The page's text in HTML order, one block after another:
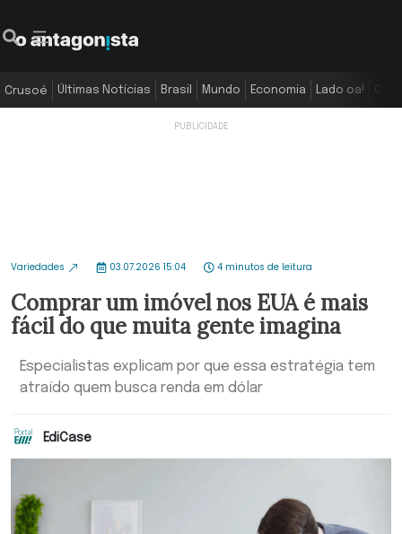
Crusoé Últimas Notícias Brasil Mundo Economia Lado oa!
Variedades 03.07.2026 15:04 4 minutos de leitura
Comprar um imóvel nos EUA é mais
fácil do que muita gente imagina
Especialistas explicam por que essa estratégia tem
atraído quem busca renda em dólar
EdiCase